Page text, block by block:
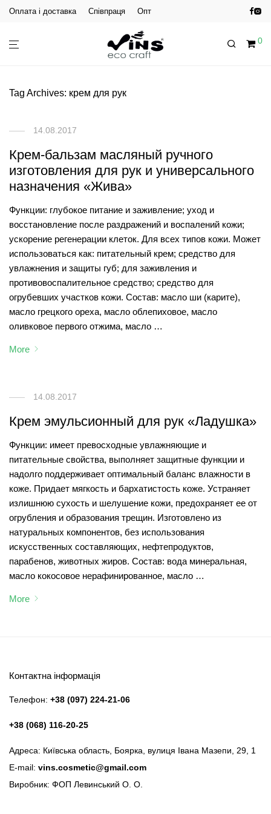
Оплата і доставка Співпраця Опт
0
Tag Archives: крем для рук
14.08.2017
Крем-бальзам масляный ручного
изготовления для рук и универсального
назначения «Жива»
Функции: глубокое питание и заживление; уход и
восстановление после раздражений и воспалений кожи;
ускорение регенерации клеток. Для всех типов кожи. Может
использоваться как: питательный крем; средство для
увлажнения и защиты губ; для заживления и
противовоспалительное средство; средство для
огрубевших участков кожи. Состав: масло ши (карите),
масло грецкого ореха, масло облепиховое, масло
оливковое первого отжима, масло …
More
14.08.2017
Крем эмульсионный для рук «Ладушка»
Функции: имеет превосходные увлажняющие и
питательные свойства, выполняет защитные функции и
надолго поддерживает оптимальный баланс влажности в
коже. Придает мягкость и бархатистость коже. Устраняет
излишнюю сухость и шелушение кожи, предохраняет ее от
огрубления и образования трещин. Изготовлено из
натуральных компонентов, без использования
искусственных составляющих, нефтепродуктов,
парабенов, животных жиров. Состав: вода минеральная,
масло кокосовое нерафинированное, масло …
More
Контактна інформація
Телефон: +38 (097) 224-21-06
+38 (068) 116-20-25
Адреса: Київська область, Боярка, вулиця Івана Мазепи, 29, 1
E-mail: vins.cosmetic@gmail.com
Виробник: ФОП Левинський О. О.